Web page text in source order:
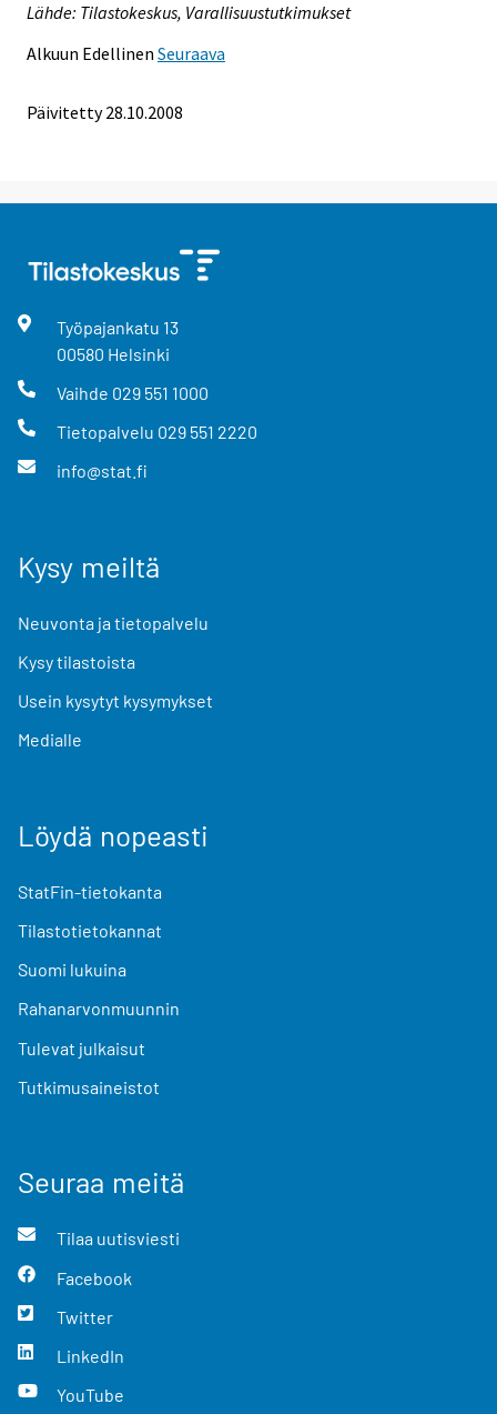
Lähde: Tilastokeskus, Varallisuustutkimukset
Alkuun Edellinen Seuraava
Päivitetty28.10.2008
Työpajankatu 13
00580 Helsinki
Vaihde 029 551 1000
Tietopalvelu 029 551 2220
info@stat.fi
Kysy meiltä
Neuvonta ja tietopalvelu
Kysy tilastoista
Usein kysytyt kysymykset
Medialle
Löydä nopeasti
StatFin-tietokanta
Tilastotietokannat
Suomi lukuina
Rahanarvonmuunnin
Tulevat julkaisut
Tutkimusaineistot
Seuraa meitä
Tilaa uutisviesti
Facebook
Twitter
LinkedIn
YouTube